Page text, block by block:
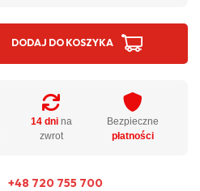
DODAJ DO KOSZYKA
14 dnina
zwrot
Bezpieczne
płatności
+48 720 755 700